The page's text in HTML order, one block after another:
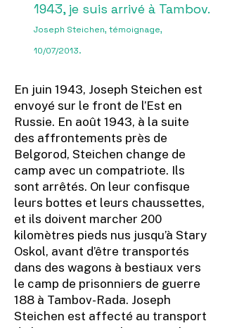
1943, je suis arrivé à Tambov.
Joseph Steichen, témoignage,
10/07/2013.
En juin 1943, Joseph Steichen est
envoyé sur le front de l’Est en
Russie. En août 1943, à la suite
des affrontements près de
Belgorod, Steichen change de
camp avec un compatriote. Ils
sont arrêtés. On leur confisque
leurs bottes et leurs chaussettes,
et ils doivent marcher 200
kilomètres pieds nus jusqu’à Stary
Oskol, avant d’être transportés
dans des wagons à bestiaux vers
le camp de prisonniers de guerre
188 à Tambov-Rada. Joseph
Steichen est affecté au transport